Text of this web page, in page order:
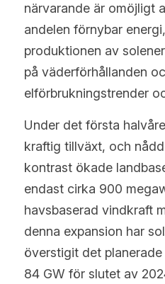
närvarande är omöjligt
andelen förnybar
produktionen av
på väderförhållanden
elförbrukningstrender
Under det första
kraftig tillväxt, och
kontrast ökade
endast cirka 900
havsbaserad vindkraft
denna expansion har
överstigit det
84 GW för slutet av